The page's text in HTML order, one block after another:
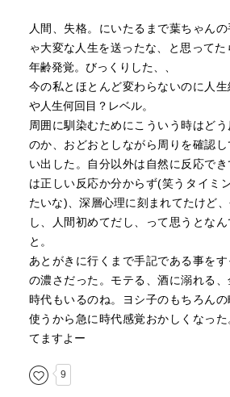
人間、失格。にいたるまで葉ちゃん
ゃ大変な人生を送ったな、と思ってた
年齢発覚。びっくりした、、
今の私とほとんど変わらないのに人
や人生何回目？レベル。
周囲に馴染むためにこういう時はど
のか、おどおとしながら周りを確認
い出した。自分以外は自然に反応で
は正しい反応か分からず(笑うタイミ
たいな)、深層心理に刻まれてたけど
し、人間初めてだし、って思うとな
と。
あとがきに行くまで手記である事を
の濃さだった。モテる、酒に溺れる
時代もいるのね。ヨシ子のもちろんの
使うから急に時代感覚おかしくなっ
てますよー
9